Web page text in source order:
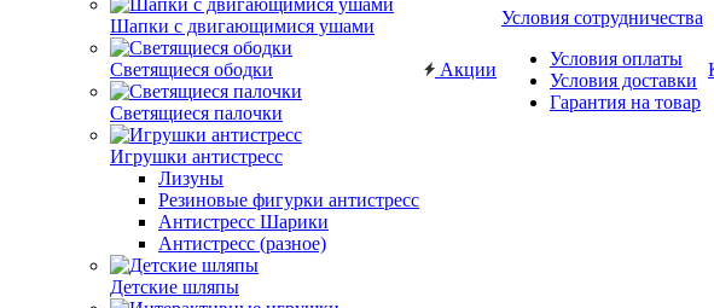
Шапки с двигающимися ушами
Светящиеся ободки
Светящиеся палочки
Игрушки антистресс
Лизуны
Резиновые фигурки антистресс
Антистресс Шарики
Антистресс (разное)
Детские шляпы
Акции
Условия сотрудничества
Условия оплаты
Условия доставки
Гарантия на товар